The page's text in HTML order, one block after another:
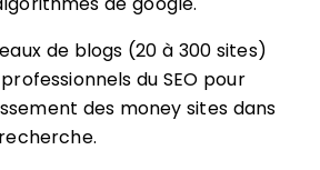
de blogs (20 à 300 sites)
du SEO pour
des money sites dans